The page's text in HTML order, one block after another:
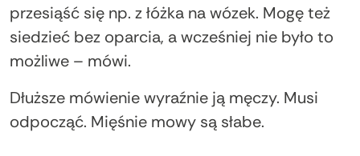
przesiąść się np. z łóżka na wózek. Mogę też
siedzieć bez oparcia, a wcześniej nie było to
możliwe – mówi.
Dłuższe mówienie wyraźnie ją męczy. Musi
odpocząć. Mięśnie mowy są słabe.